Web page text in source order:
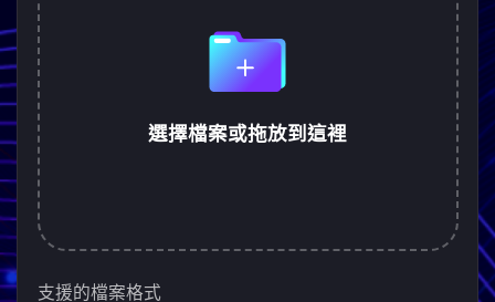
選擇檔案或拖放到這裡
支援的檔案格式